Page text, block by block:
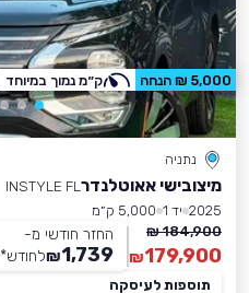
נתניה
מיצובישי אאוטלנדר INSTYLE FL
2025 יד 1
5,000 ק״מ
184,900 ₪
179,900
₪
החזר חודשי מ-
1,739
₪לחודש*
תוספות לעיסקה
5,000 ₪ הנחה ק״מ נמוך במיוחד